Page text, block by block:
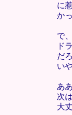
に
か
で
ド
だ
い
あ
次
大